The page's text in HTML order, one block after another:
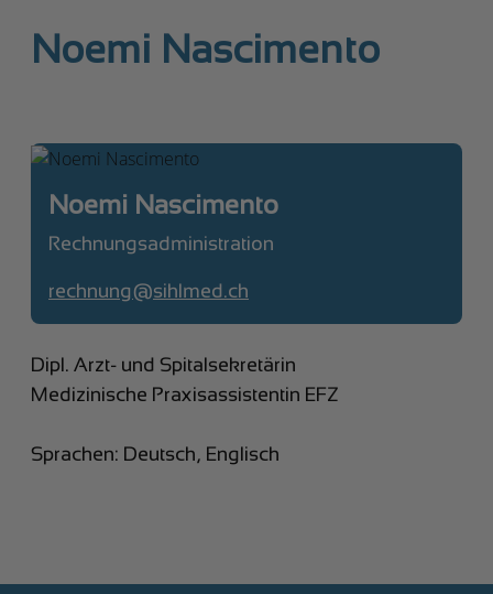
Noemi Nascimento
Noemi Nascimento
Rechnungsadministration
rechnung@sihlmed.ch
Dipl. Arzt- und Spitalsekretärin
Medizinische Praxisassistentin EFZ
Sprachen: Deutsch, Englisch